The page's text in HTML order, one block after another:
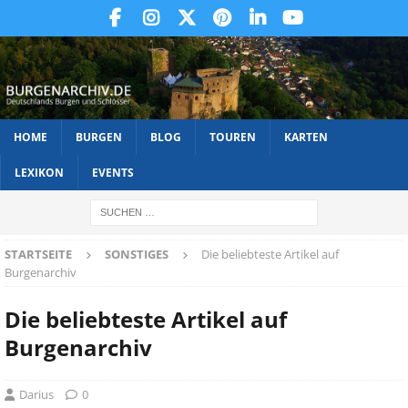
HOME BURGEN BLOG TOUREN KARTEN
LEXIKON EVENTS
STARTSEITE SONSTIGES
Die beliebteste Artikel auf
Burgenarchiv
Die beliebteste Artikel auf
Burgenarchiv
Darius 0